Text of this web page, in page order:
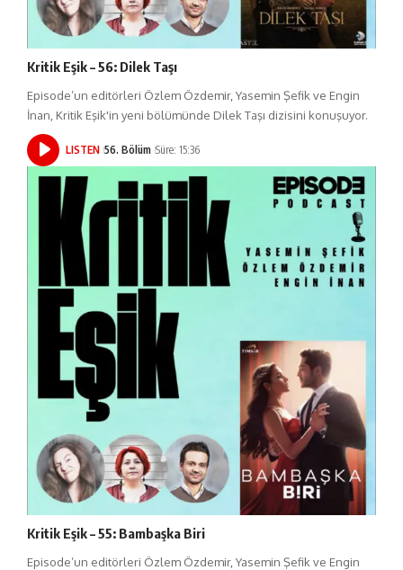
Kritik Eşik – 56: Dilek Taşı
Episode’un editörleri Özlem Özdemir, Yasemin Şefik ve Engin
İnan, Kritik Eşik'in yeni bölümünde Dilek Taşı dizisini konuşuyor.
LISTEN 56. Bölüm Süre: 15:36
Kritik Eşik – 55: Bambaşka Biri
Episode’un editörleri Özlem Özdemir, Yasemin Şefik ve Engin